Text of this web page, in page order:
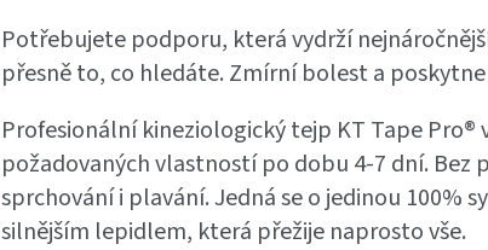
Potřebujete podporu, která vydrží
přesně to, co hledáte. Zmírní bolest a
Profesionální kineziologický tejp KT Tape
požadovaných vlastností po dobu 4-7 dní.
sprchování i plavání. Jedná se o jedinou 100%
silnějším lepidlem, která přežije naprosto vše.